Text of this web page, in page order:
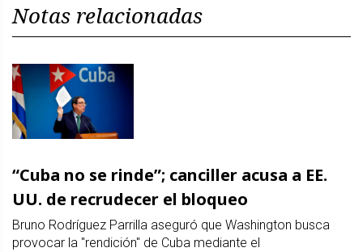
Notas relacionadas
“Cuba no se rinde”; canciller acusa a EE.
UU. de recrudecer el bloqueo
Bruno Rodríguez Parrilla aseguró que Washington busca
provocar la "rendición" de Cuba mediante el